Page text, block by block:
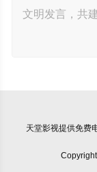
天堂影视提供免费